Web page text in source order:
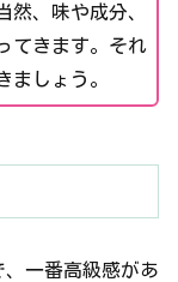
然、味や成分、
てきます。それ
ましょう。
一番高級感があ